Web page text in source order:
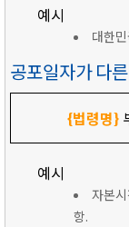
예시
대한
공포일자가 다
{법령명}
예시
자본
항.